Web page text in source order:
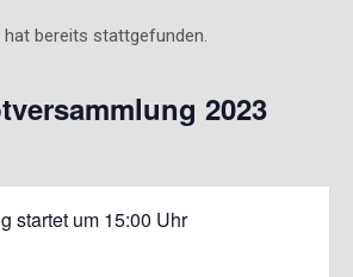
bereits stattgefunden.
2023
startet um 15:00 Uhr